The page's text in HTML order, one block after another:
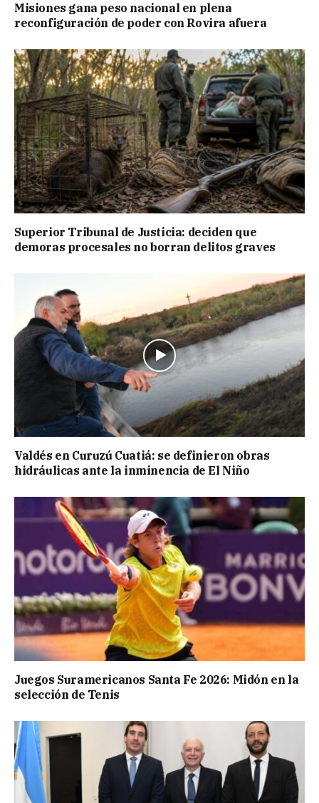
Misiones gana peso nacional en plena
reconfiguración de poder con Rovira afuera
Superior Tribunal de Justicia: deciden que
demoras procesales no borran delitos graves
Valdés en Curuzú Cuatiá: se definieron obras
hidráulicas ante la inminencia de El Niño
Juegos Suramericanos Santa Fe 2026: Midón en la
selección de Tenis